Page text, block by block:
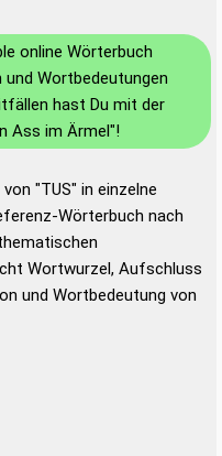
online Wörterbuch
Wortbedeutungen
hast Du mit der
Ass im Ärmel"!
"TUS" in einzelne
Wörterbuch nach
Wortwurzel, Aufschluss
und Wortbedeutung von